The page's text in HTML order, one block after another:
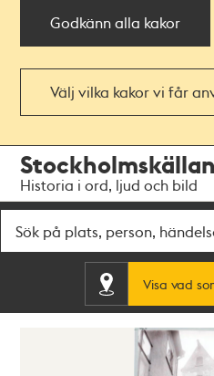
Godkänn alla kakor
Välj vilka kakor vi får
navigationen
huvudinnehållet
Stockholmskällan
Historia i ord, ljud och bild
Visa vad